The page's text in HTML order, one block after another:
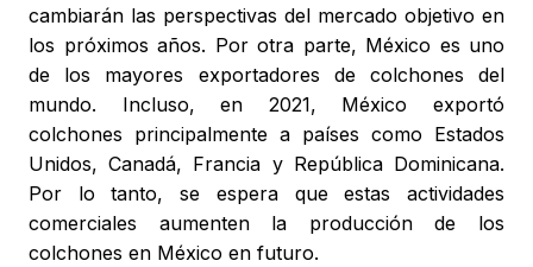
cambiarán las perspectivas del mercado objetivo en
los próximos años. Por otra parte, México es uno
de los mayores exportadores de colchones del
mundo. Incluso, en 2021, México exportó
colchones principalmente a países como Estados
Unidos, Canadá, Francia y República Dominicana.
Por lo tanto, se espera que estas actividades
comerciales aumenten la producción de los
colchones en México en futuro.